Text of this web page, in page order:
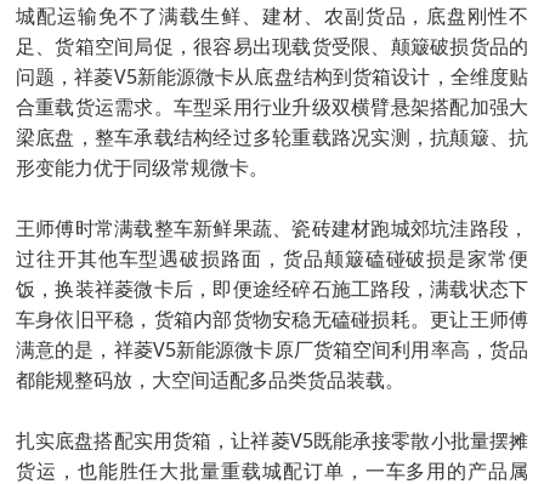
城配运输免不了满载生鲜、建材、农副货品，底盘刚性不
足、货箱空间局促，很容易出现载货受限、颠簸破损货品的
问题，祥菱V5新能源微卡从底盘结构到货箱设计，全维度贴
合重载货运需求。车型采用行业升级双横臂悬架搭配加强大
梁底盘，整车承载结构经过多轮重载路况实测，抗颠簸、抗
形变能力优于同级常规微卡。
王师傅时常满载整车新鲜果蔬、瓷砖建材跑城郊坑洼路段，
过往开其他车型遇破损路面，货品颠簸磕碰破损是家常便
饭，换装祥菱微卡后，即便途经碎石施工路段，满载状态下
车身依旧平稳，货箱内部货物安稳无磕碰损耗。更让王师傅
满意的是，祥菱V5新能源微卡原厂货箱空间利用率高，货品
都能规整码放，大空间适配多品类货品装载。
扎实底盘搭配实用货箱，让祥菱V5既能承接零散小批量摆摊
货运，也能胜任大批量重载城配订单，一车多用的产品属